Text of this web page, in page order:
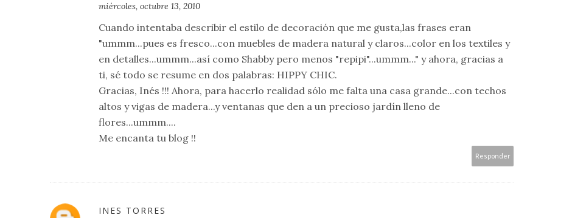
miércoles, octubre 13, 2010
Cuando intentaba describir el estilo de decoración que me gusta,las frases eran
"ummm...pues es fresco...con muebles de madera natural y claros...color en los textiles y
en detalles...ummm...así como Shabby pero menos "repipi"...ummm..." y ahora, gracias a
ti, sé todo se resume en dos palabras: HIPPY CHIC.
Gracias, Inés !!! Ahora, para hacerlo realidad sólo me falta una casa grande...con techos
altos y vigas de madera...y ventanas que den a un precioso jardín lleno de
flores...ummm....
Me encanta tu blog !!
Responder
INES TORRES